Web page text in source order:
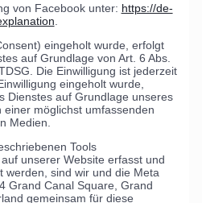
von Facebook unter: https://de-
eingeholt wurde, erfolgt
auf Grundlage von Art. 6 Abs.
Die Einwilligung ist jederzeit
eingeholt wurde,
Dienstes auf Grundlage unseres
möglichst umfassenden
Medien.
Tools
unserer Website erfasst und
werden, sind wir und die Meta
Grand Canal Square, Grand
gemeinsam für diese